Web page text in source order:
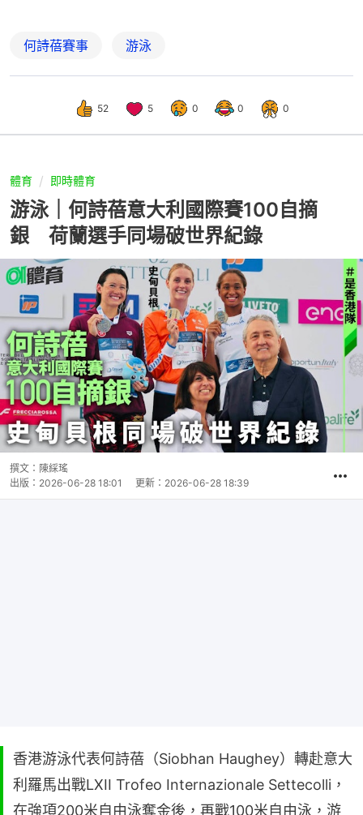
何詩蓓賽事 游泳
52 5 0 0 0
體育 即時體育
游泳｜何詩蓓意大利國際賽100自摘
銀 荷蘭選手同場破世界紀錄
撰文： 陳綵瑤
出版： 2026-06-28 18:01 更新： 2026-06-28 18:39
香港游泳代表何詩蓓（Siobhan Haughey）轉赴意大
利羅馬出戰LXII Trofeo Internazionale Settecolli，
在強項200米自由泳奪金後，再戰100米自由泳，游